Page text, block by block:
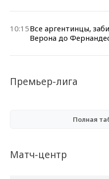
10:15Все аргентинцы,
Верона до
Премьер-лига
Полная
Матч-центр